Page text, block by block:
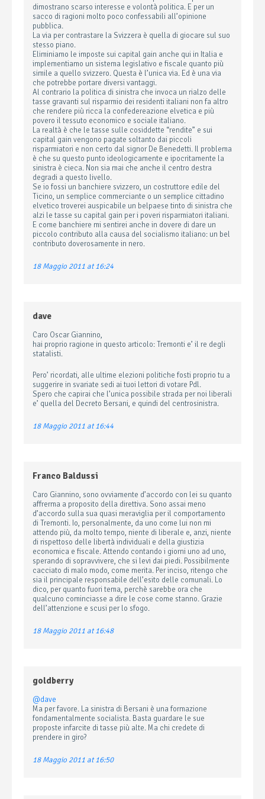
dimostrano scarso interesse e volontà politica. E per un
sacco di ragioni molto poco confessabili all’opinione
pubblica.
La via per contrastare la Svizzera è quella di giocare sul suo
stesso piano.
Eliminiamo le imposte sui capital gain anche qui in Italia e
implementiamo un sistema legislativo e fiscale quanto più
simile a quello svizzero. Questa è l’unica via. Ed è una via
che potrebbe portare diversi vantaggi.
Al contrario la politica di sinistra che invoca un rialzo delle
tasse gravanti sul risparmio dei residenti italiani non fa altro
che rendere più ricca la confedereazione elvetica e più
povero il tessuto economico e sociale italiano.
La realtà è che le tasse sulle cosiddette “rendite” e sui
capital gain vengono pagate soltanto dai piccoli
risparmiatori e non certo dal signor De Benedetti. Il problema
è che su questo punto ideologicamente e ipocritamente la
sinistra è cieca. Non sia mai che anche il centro destra
degradi a questo livello.
Se io fossi un banchiere svizzero, un costruttore edile del
Ticino, un semplice commerciante o un semplice cittadino
elvetico troverei auspicabile un belpaese tinto di sinistra che
alzi le tasse su capital gain per i poveri risparmiatori italiani.
E come banchiere mi sentirei anche in dovere di dare un
piccolo contributo alla causa del socialismo italiano: un bel
contributo doverosamente in nero.
18 Maggio 2011 at 16:24
dave
Caro Oscar Giannino,
hai proprio ragione in questo articolo: Tremonti e’ il re degli
statalisti.
Pero’ ricordati, alle ultime elezioni politiche fosti proprio tu a
suggerire in svariate sedi ai tuoi lettori di votare Pdl.
Spero che capirai che l’unica possibile strada per noi liberali
e’ quella del Decreto Bersani, e quindi del centrosinistra.
18 Maggio 2011 at 16:44
Franco Baldussi
Caro Giannino, sono ovviamente d’accordo con lei su quanto
affrerma a proposito della direttiva. Sono assai meno
d’accordo sulla sua quasi meraviglia per il comportamento
di Tremonti. Io, personalmente, da uno come lui non mi
attendo più, da molto tempo, niente di liberale e, anzi, niente
di rispettoso delle libertà individuali e della giustizia
economica e fiscale. Attendo contando i giorni uno ad uno,
sperando di sopravvivere, che si levi dai piedi. Possibilmente
cacciato di malo modo, come merita. Per inciso, ritengo che
sia il principale responsabile dell’esito delle comunali. Lo
dico, per quanto fuori tema, perchè sarebbe ora che
qualcuno cominciasse a dire le cose come stanno. Grazie
dell’attenzione e scusi per lo sfogo.
18 Maggio 2011 at 16:48
goldberry
@dave
Ma per favore. La sinistra di Bersani è una formazione
fondamentalmente socialista. Basta guardare le sue
proposte infarcite di tasse più alte. Ma chi credete di
prendere in giro?
18 Maggio 2011 at 16:50